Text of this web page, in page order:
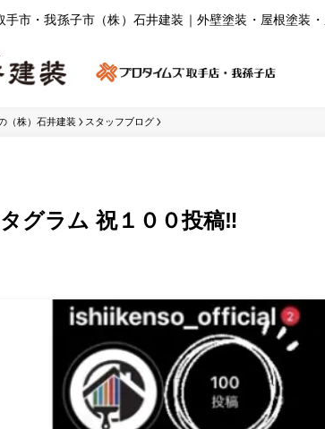
⼿市・我孫⼦市（株）⽯井建装｜外壁塗装・屋根塗装
（株）石井建装 スタッフブログ
グラム 祝１００投稿‼︎